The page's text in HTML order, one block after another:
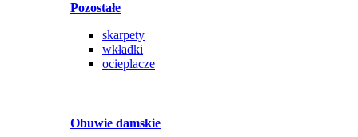
Pozostałe
skarpety
wkładki
ocieplacze
Obuwie damskie